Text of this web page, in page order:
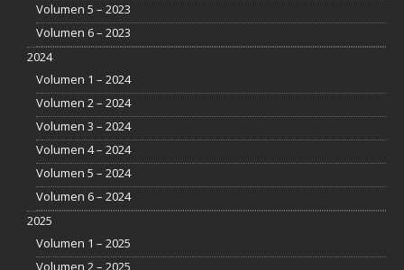
Volumen 5 – 2023
Volumen 6 – 2023
2024
Volumen 1 – 2024
Volumen 2 – 2024
Volumen 3 – 2024
Volumen 4 – 2024
Volumen 5 – 2024
Volumen 6 – 2024
2025
Volumen 1 – 2025